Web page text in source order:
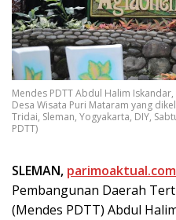
Mendes PDTT Abdul Halim
Desa Wisata Puri Mataram yang
Tridai, Sleman, Yogyakarta, DIY,
PDTT)
SLEMAN, parimoaktual.com
Pembangunan Daerah
(Mendes PDTT) Abdul